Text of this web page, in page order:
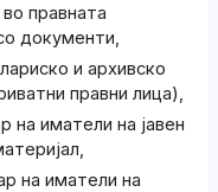
правната
документи,
и архивско
правни лица),
на иматели на јавен
на иматели на